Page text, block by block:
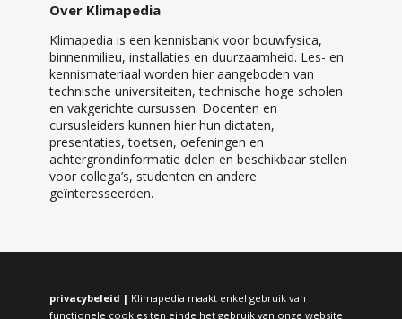
Over Klimapedia
Klimapedia is een kennisbank voor bouwfysica,
binnenmilieu, installaties en duurzaamheid. Les- en
kennismateriaal worden hier aangeboden van
technische universiteiten, technische hoge scholen
en vakgerichte cursussen. Docenten en
cursusleiders kunnen hier hun dictaten,
presentaties, toetsen, oefeningen en
achtergrondinformatie delen en beschikbaar stellen
voor collega’s, studenten en andere
geïnteresseerden.
privacybeleid | Klimapedia maakt enkel gebruik van
functionele cookies ten einde het gebruik van onze website